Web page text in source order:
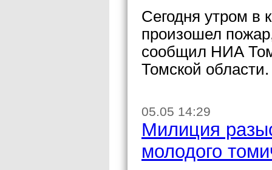
Сегодня утром в
произошел
сообщил НИА
Томской области.
05.05 14:29
Милиция
молодого